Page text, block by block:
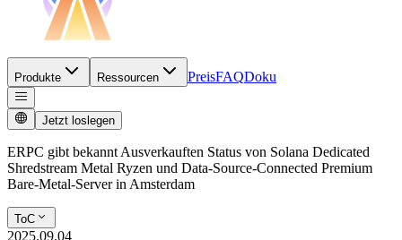
Produkte Ressourcen PreisFAQDoku
Jetzt loslegen
ERPC gibt bekannt Ausverkauften Status von Solana Dedicated
Shredstream Metal Ryzen und Data-Source-Connected Premium
Bare-Metal-Server in Amsterdam
ToC
2025.09.04